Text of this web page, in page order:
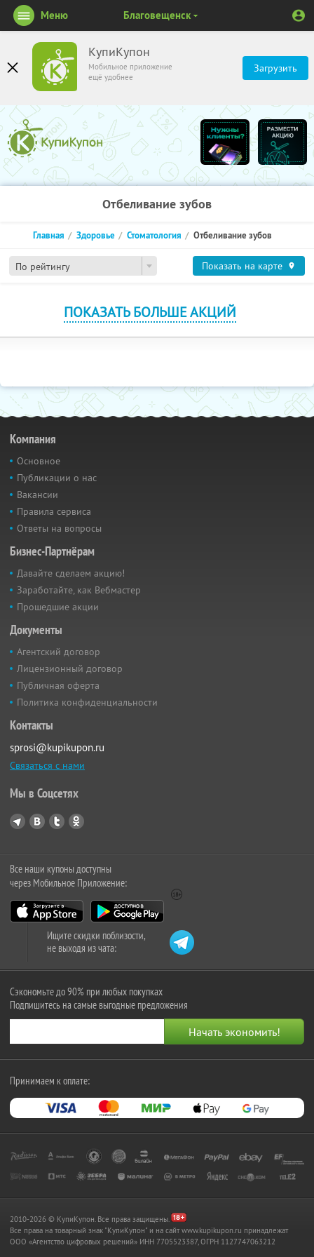
КупиКупон
Мобильное приложение
ещё удобнее
Загрузить
Меню Благовещенск
Отбеливание зубов
По рейтингу
Главная Здоровье Стоматология Отбеливание зубов
Показать на карте
ПОКАЗАТЬ БОЛЬШЕ АКЦИЙ
Компания
Основное
Публикации о нас
Вакансии
Правила сервиса
Ответы на вопросы
Бизнес-Партнёрам
Давайте сделаем акцию!
Заработайте, как Вебмастер
Прошедшие акции
Документы
Агентский договор
Лицензионный договор
Публичная оферта
Политика конфиденциальности
Контакты
sprosi@kupikupon.ru
Связаться с нами
Мы в Соцсетях
Все наши купоны доступны
через Мобильное Приложение:
Ищите скидки поблизости,
не выходя из чата:
Сэкономьте до 90% при любых покупках
Подпишитесь на самые выгодные предложения
Принимаем к оплате:
2010-2026 © КупиКупон. Все права защищены.
Все права на товарный знак "КупиКупон" и на сайт www.kupikupon.ru принадлежат
OOO «Агентство цифровых решений» ИНН 7705523387, ОГРН 1127747063212